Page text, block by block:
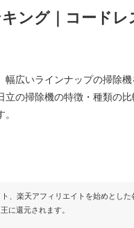
キング｜コード
広いラインナップの掃除
の掃除機の特徴・種類の
、楽天アフィリエイトを始めとし
に還元されます。